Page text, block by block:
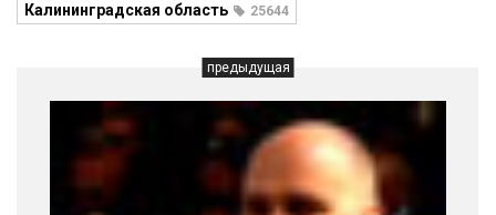
Калининградская область 25644
предыдущая